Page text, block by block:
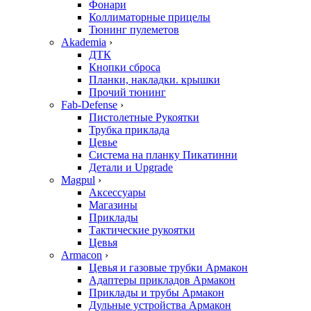
Фонари
Коллиматорные прицелы
Тюнинг пулеметов
Akademia ›
ДТК
Кнопки сброса
Планки, накладки. крышки
Прочий тюнинг
Fab-Defense ›
Пистолетные Рукоятки
Трубка приклада
Цевье
Система на планку Пикатинни
Детали и Upgrade
Magpul ›
Аксессуары
Магазины
Приклады
Тактические рукоятки
Цевья
Armacon ›
Цевья и газовые трубки Армакон
Адаптеры прикладов Армакон
Приклады и трубы Армакон
Дульные устройства Армакон